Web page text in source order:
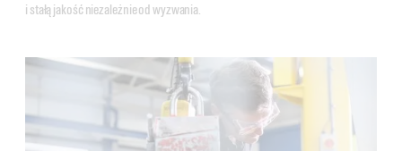
i stałą jakość niezależnie od wyzwania.